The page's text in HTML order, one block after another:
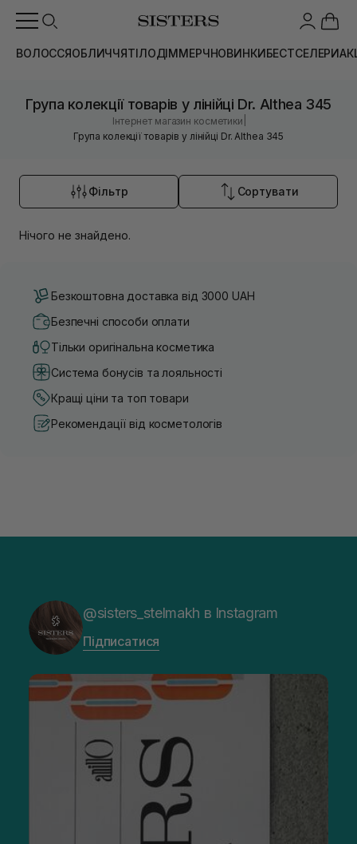
ВОЛОССЯОБЛИЧЧЯТІЛОДІММЕРЧНОВИНКИБЕСТСЕЛЕРИ
Група колекції товарів у лінійці Dr. Althea 345
Інтернет магазин косметики
Група колекції товарів у лінійці Dr. Althea 345
Фільтр Сортувати
Нічого не знайдено.
Безкоштовна доставка від 3000 UAH
Безпечні способи оплати
Тільки оригінальна косметика
Система бонусів та лояльності
Кращі ціни та топ товари
Рекомендації від косметологів
@sisters_stelmakh в Instagram
Підписатися